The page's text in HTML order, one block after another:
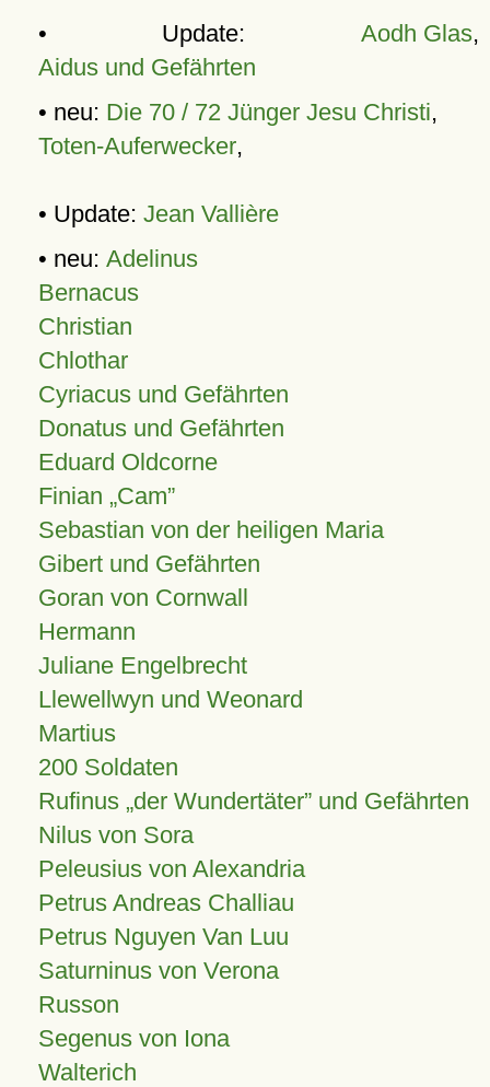
• Update: Aodh Glas,
Aidus und Gefährten
• neu: Die 70 / 72 Jünger Jesu Christi,
Toten-Auferwecker,
• Update: Jean Vallière
• neu: Adelinus
Bernacus
Christian
Chlothar
Cyriacus und Gefährten
Donatus und Gefährten
Eduard Oldcorne
Finian Cam
Sebastian von der heiligen Maria
Gibert und Gefährten
Goran von Cornwall
Hermann
Juliane Engelbrecht
Llewellwyn und Weonard
Martius
200 Soldaten
Rufinus „der Wundertäter” und Gefährten
Nilus von Sora
Peleusius von Alexandria
Petrus Andreas Challiau
Petrus Nguyen Van Luu
Saturninus von Verona
Russon
Segenus von Iona
Walterich